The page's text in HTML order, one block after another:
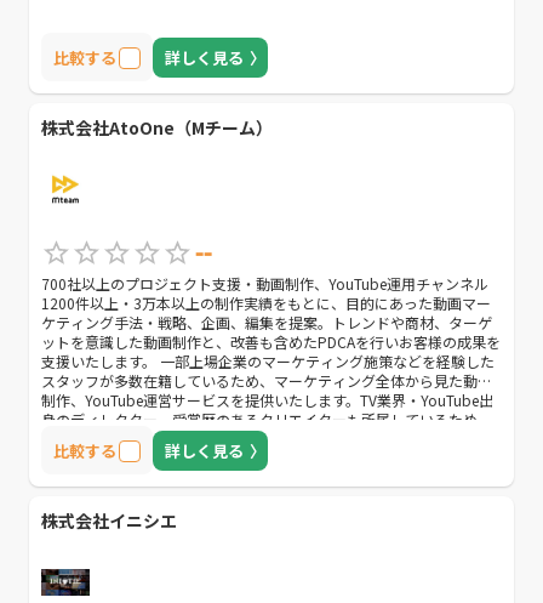
比較する 詳しく見る
株式会社AtoOne（Mチーム）
--
700社以上のプロジェクト支援・動画制作、YouTube運用チャンネル
1200件以上・3万本以上の制作実績をもとに、目的にあった動画マー
ケティング手法・戦略、企画、編集を提案。トレンドや商材、ターゲ
ットを意識した動画制作と、改善も含めたPDCAを行いお客様の成果を
支援いたします。 一部上場企業のマーケティング施策などを経験した
スタッフが多数在籍しているため、マーケティング全体から見た動画
制作、YouTube運営サービスを提供いたします。TV業界・YouTube出
身のディレクター、受賞歴のあるクリエイターも所属しているため、
様々なジャンルの企画立案・高品質でコストパフォーマンスのよいサ
ービス提供が可能です。
比較する 詳しく見る
株式会社イニシエ